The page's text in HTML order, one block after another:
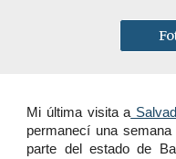
Mi última visita a
permanecí una
parte del estado de